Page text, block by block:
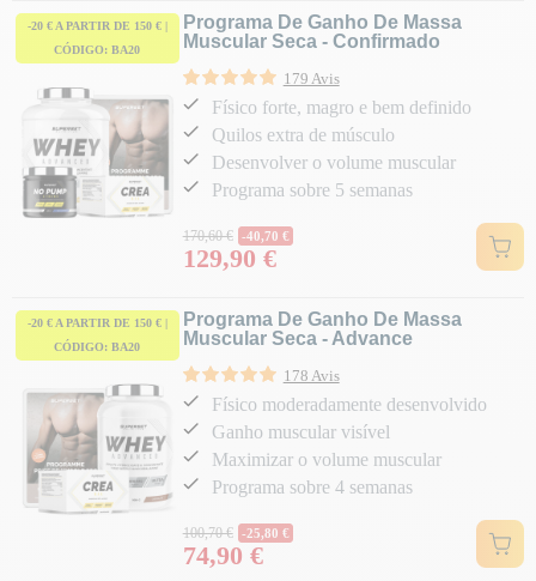
-20 € A PARTIR DE 150 € |
CÓDIGO: BA20
Programa De Ganho De Massa
Muscular Seca - Confirmado
179 Avis
Físico forte, magro e bem definido
Quilos extra de músculo
Desenvolver o volume muscular
Programa sobre 5 semanas
Preço normal
170,60 € -40,70 €
Preço
129,90 €
-20 € A PARTIR DE 150 € |
CÓDIGO: BA20
Programa De Ganho De Massa
Muscular Seca - Advance
178 Avis
Físico moderadamente desenvolvido
Ganho muscular visível
Maximizar o volume muscular
Programa sobre 4 semanas
Preço normal
100,70 € -25,80 €
Preço
74,90 €